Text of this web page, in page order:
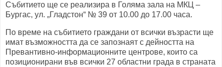
Събитието ще се реализира в Голяма зала на МКЦ –
Бургас, ул. „Гладстон“ № 39 от 10.00 до 17.00 часа.
По време на събитието граждани от всички възрасти ще
имат възможността да се запознаят с дейността на
Превантивно-информационните центрове, които са
позиционирани във всички 27 областни града в страната